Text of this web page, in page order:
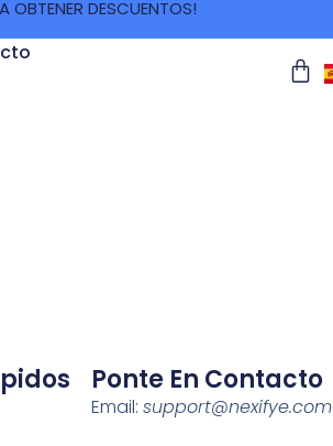
OBTENER DESCUENTOS!
Ponte En Contacto
Email:support@nexifye.com